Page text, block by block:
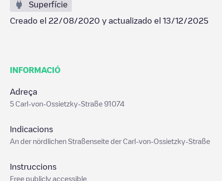
Superfície
Creado el 22/08/2020 y actualizado el 13/12/2025
INFORMACIÓ
Adreça
5 Carl-von-Ossietzky-Straße 91074
Indicacions
An der nördlichen Straßenseite der Carl-von-Ossietzky-Straße
Instruccions
Free publicly accessible